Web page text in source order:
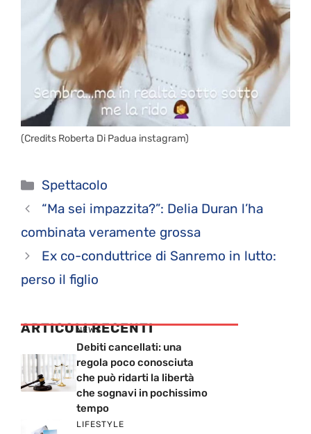
(Credits Roberta Di Padua instagram)
Categorie
Spettacolo
“Ma sei impazzita?”: Delia Duran l’ha
combinata veramente grossa
Ex co-conduttrice di Sanremo in lutto:
perso il figlio
ARTICOLI RECENTI
NEWS
Debiti cancellati: una
regola poco conosciuta
che può ridarti la libertà
che sognavi in pochissimo
tempo
LIFESTYLE